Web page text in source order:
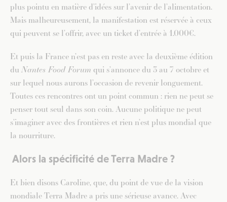
plus pointu en matière d’idées sur l’avenir de l’alimentation.
Mais malheureusement, la manifestation est réservée à ceux
qui peuvent se l’offrir, avec un ticket d’entrée à 1.000€.
Et puis la France n’est pas en reste avec la deuxième édition
du Nantes Food Forum qui s’annonce du 3 au 7 octobre et
sur lequel nous aurons l’occasion de revenir longuement.
Toutes ces rencontres ont un point commun : rien ne peut se
penser tout seul dans son coin. Aucune politique ne peut
s’imaginer avec des frontières et rien n’est plus mondial que
la nourriture.
Alors la spécificité de Terra Madre ?
Et bien disons Caroline, que, du point de vue de la vision
mondiale Terra Madre a pris une sérieuse avance. Avec